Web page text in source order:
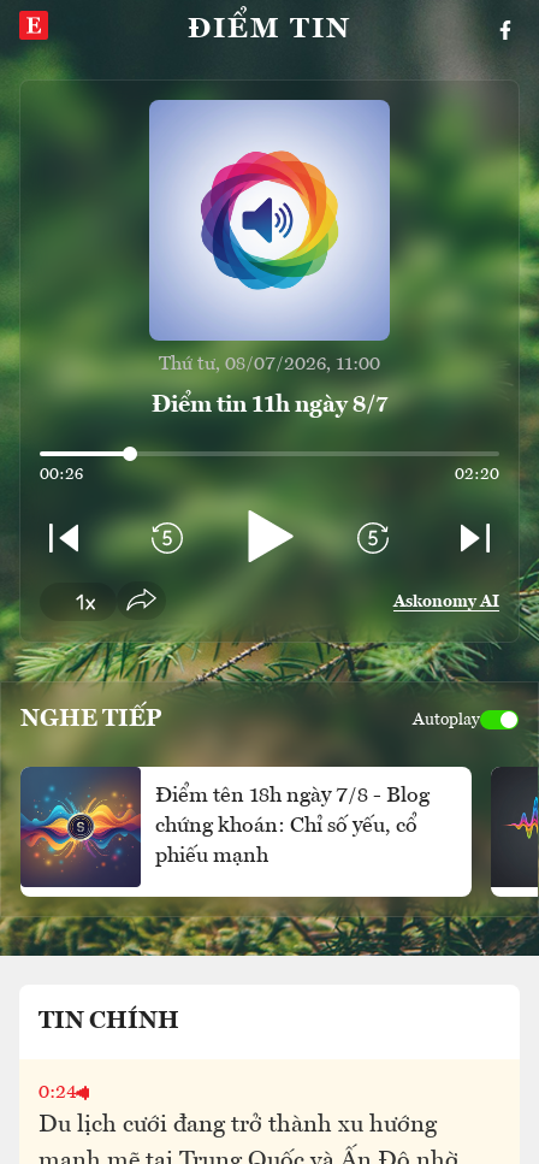
ĐIỂM TIN
Thứ tư, 08/07/2026, 11:00
Điểm tin 11h ngày 8/7
00:26 02:20
Askonomy AI
NGHE TIẾP Autoplay
Điểm tên 18h ngày 7/8 - Blog
chứng khoán: Chỉ số yếu, cổ
phiếu mạnh
TIN CHÍNH
0:24
Du lịch cưới đang trở thành xu hướng